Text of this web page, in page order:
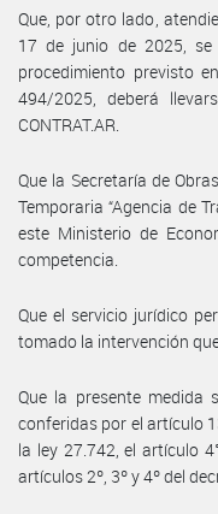
Que, por otro lado,
17 de junio de 2025, se
procedimiento previsto
494/2025, deberá
CONTRAT.AR.
Que la Secretaría de
Temporaria “Agencia de
este Ministerio de
competencia.
Que el servicio jurídico
tomado la intervención
Que la presente medida
conferidas por el artículo
la ley 27.742, el artículo
artículos 2º, 3º y 4º del